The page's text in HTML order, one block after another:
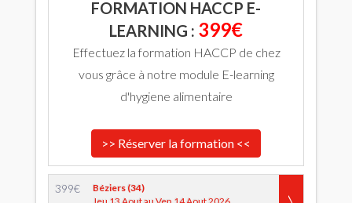
FORMATION HACCP E-
LEARNING : 399€
Effectuez la formation HACCP de chez
vous grâce à notre module E-learning
d'hygiene alimentaire
>> Réserver la formation <<
399€
Béziers (34)